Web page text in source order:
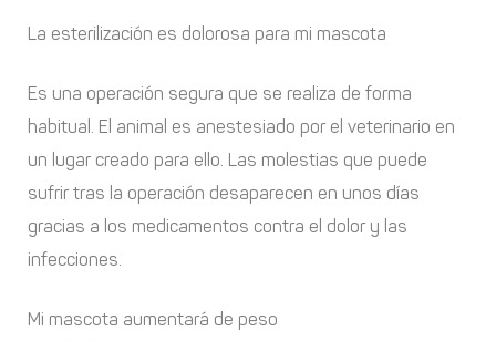
La esterilización es dolorosa para mi mascota
Es una operación segura que se realiza de forma
habitual. El animal es anestesiado por el veterinario en
un lugar creado para ello. Las molestias que puede
sufrir tras la operación desaparecen en unos días
gracias a los medicamentos contra el dolor y las
infecciones.
Mi mascota aumentará de peso